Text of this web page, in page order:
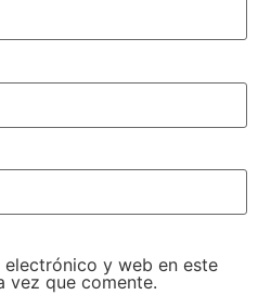
y web en este
vez que comente.